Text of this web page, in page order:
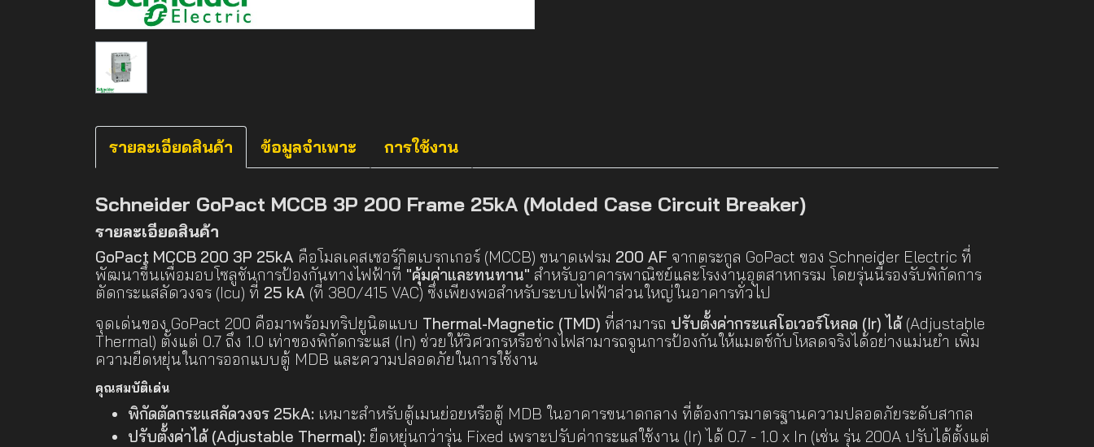
รายละเอียดสินค้า ข้อมูลจำเพาะ การใช้งาน
Schneider GoPact MCCB 3P 200 Frame 25kA (Molded Case Circuit Breaker)
รายละเอียดสินค้า
GoPact MCCB 200 3P 25kA คือโมลเคสเซอร์กิตเบรกเกอร์ (MCCB) ขนาดเฟรม 200 AF จากตระกูล GoPact ของ Schneider Electric ที่
พัฒนาขึ้นเพื่อมอบโซลูชันการป้องกันทางไฟฟ้าที่ "คุ้มค่าและทนทาน" สำหรับอาคารพาณิชย์และโรงงานอุตสาหกรรม โดยรุ่นนี้รองรับพิกัดการ
ตัดกระแสลัดวงจร (Icu) ที่ 25 kA (ที่ 380/415 VAC) ซึ่งเพียงพอสำหรับระบบไฟฟ้าส่วนใหญ่ในอาคารทั่วไป
จุดเด่นของ GoPact 200 คือมาพร้อมทริปยูนิตแบบ Thermal-Magnetic (TMD) ที่สามารถ ปรับตั้งค่ากระแสโอเวอร์โหลด (Ir) ได้(Adjustable
Thermal) ตั้งแต่ 0.7 ถึง 1.0 เท่าของพิกัดกระแส (In) ช่วยให้วิศวกรหรือช่างไฟสามารถจูนการป้องกันให้แมตช์กับโหลดจริงได้อย่างแม่นยำ เพิ่ม
ความยืดหยุ่นในการออกแบบตู้ MDB และความปลอดภัยในการใช้งาน
คุณสมบัติเด่น
พิกัดตัดกระแสลัดวงจร 25kA: เหมาะสำหรับตู้เมนย่อยหรือตู้ MDB ในอาคารขนาดกลาง ที่ต้องการมาตรฐานความปลอดภัยระดับสากล
ปรับตั้งค่าได้ (Adjustable Thermal): ยืดหยุ่นกว่ารุ่น Fixed เพราะปรับค่ากระแสใช้งาน (Ir) ได้ 0.7 - 1.0 x In (เช่น รุ่น 200A ปรับได้ตั้งแต่